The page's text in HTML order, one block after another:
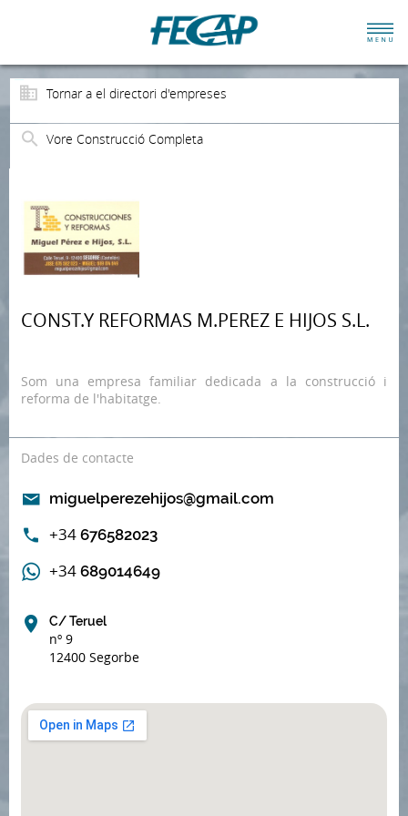
Tornar a el directori d'empreses
Vore Construcció Completa
CONST.Y REFORMAS M.PEREZ E HIJOS S.L.
Som una empresa familiar dedicada a la construcció i
reforma de l'habitatge.
Dades de contacte
miguelperezehijos@gmail.com
+34 676582023
+34 689014649
C/ Teruel
nº 9
12400 Segorbe